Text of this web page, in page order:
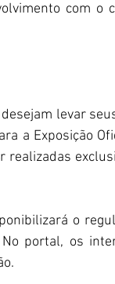
com o
levar
a Exposição
realizadas
o
portal, os